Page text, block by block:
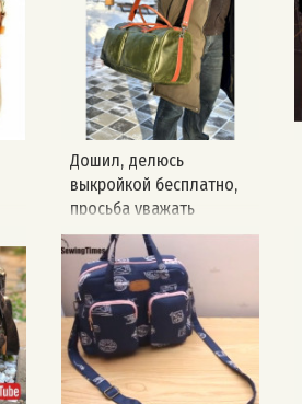
Дошил, делюсь
выкройкой бесплатно,
просьба уважать
авторство. Инструкции
по сборке не делал.